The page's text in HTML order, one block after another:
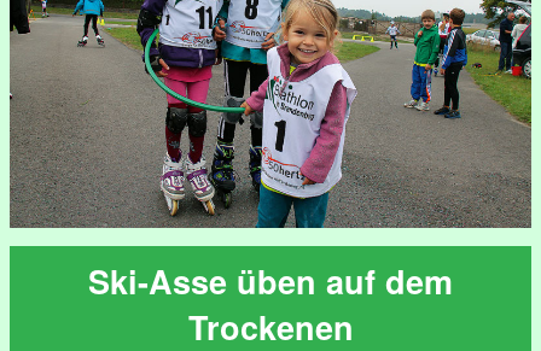
Ski-Asse üben auf dem
Trockenen